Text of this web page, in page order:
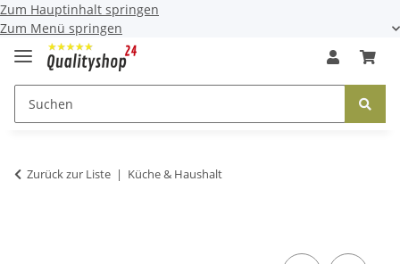
Zum Hauptinhalt springen
Zum Menü springen
Zurück zur Liste Küche & Haushalt